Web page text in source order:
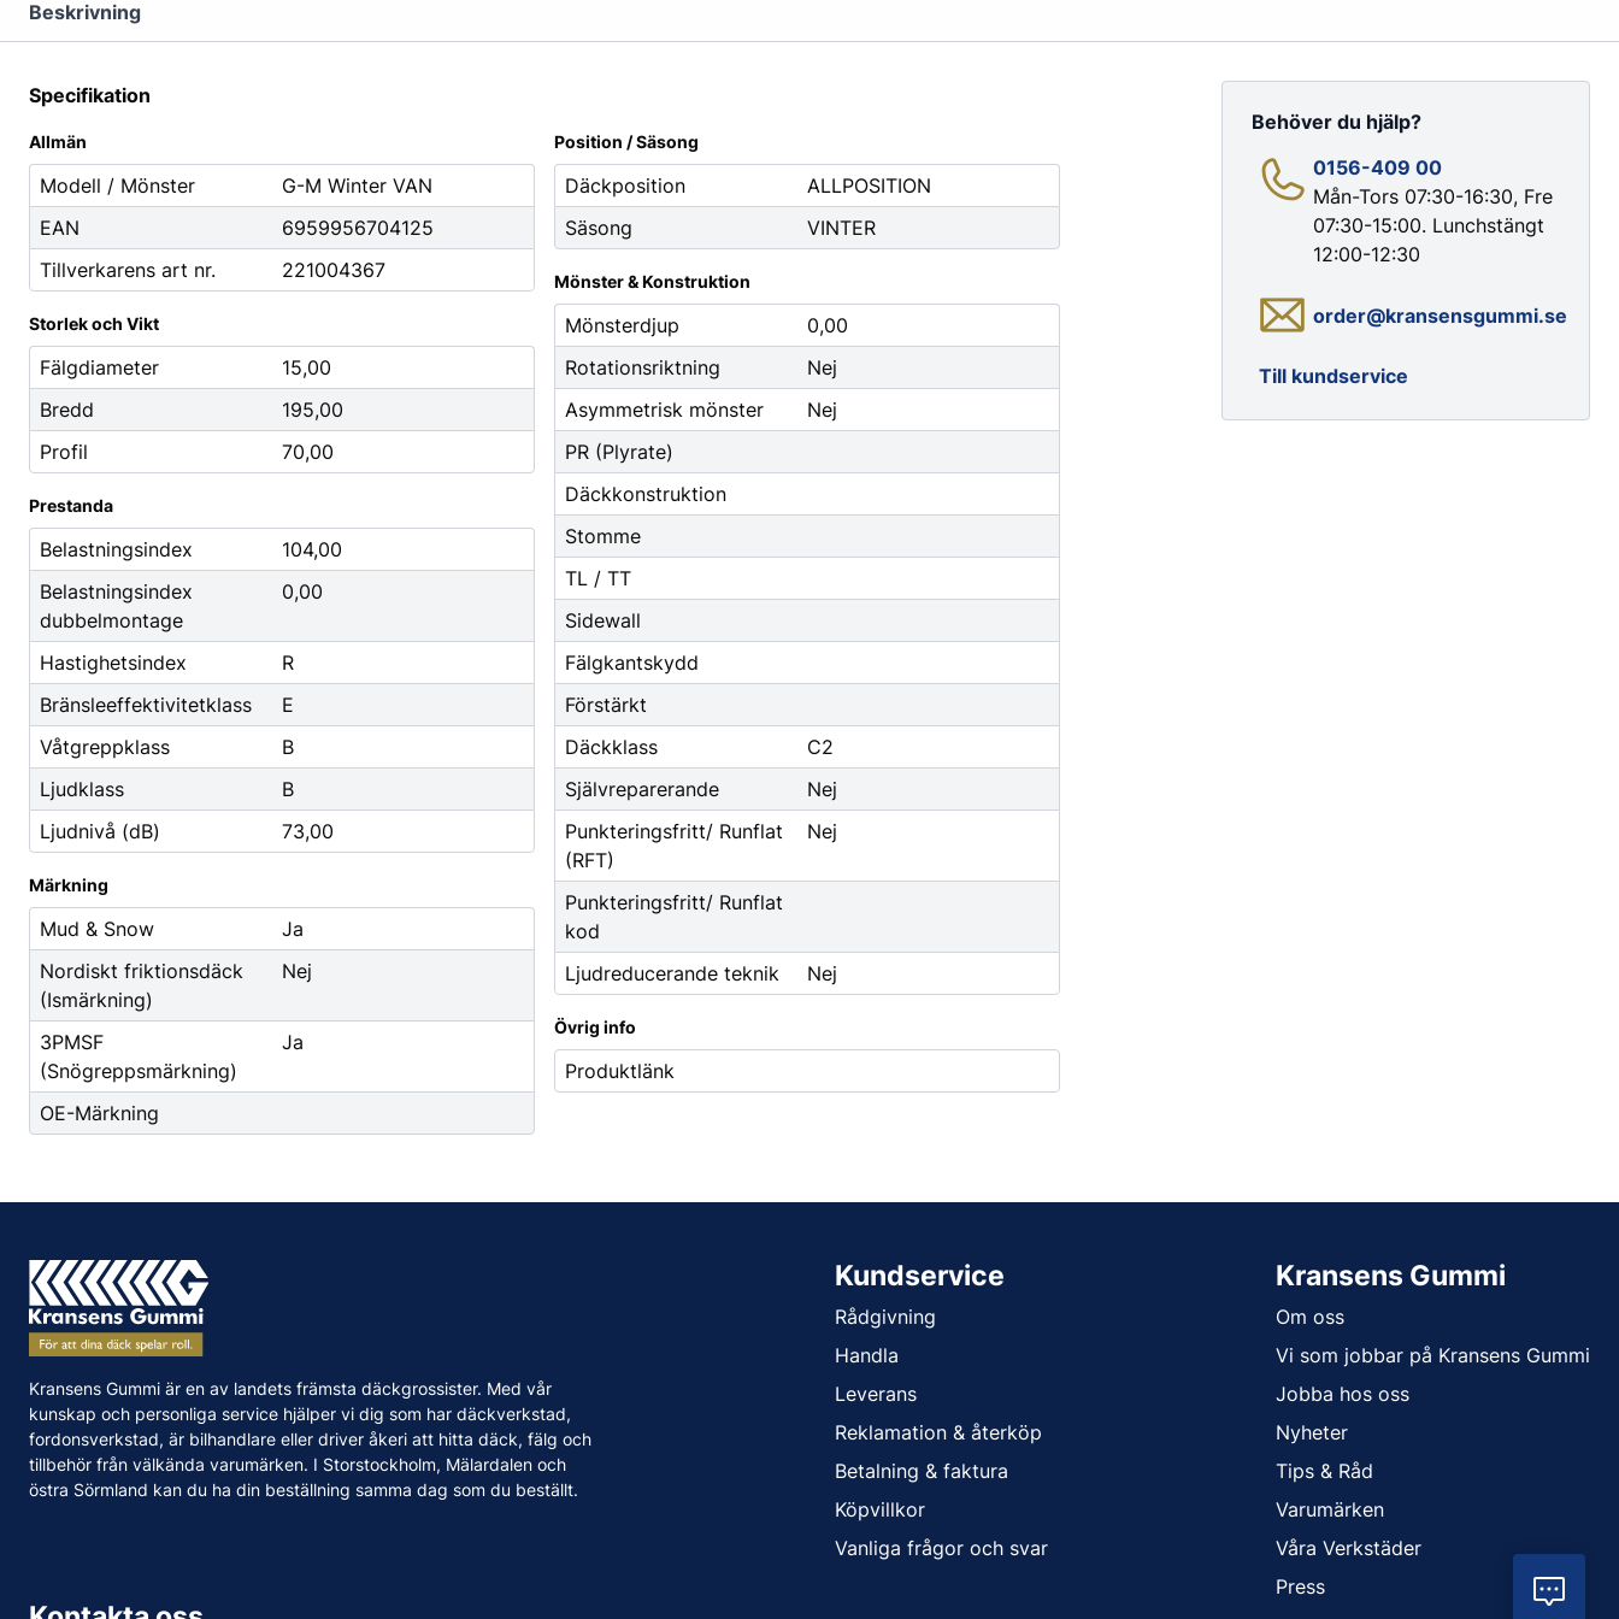
Nipplar
Stålborstar
Smörjfett
Städ, Hygien & Kontor
Avfallshantering
Papper
Pennor
Däcketiketter
Tejp
Batterier
Fordonsbatterier
Småbatterier
Startbooster
Fordonstillbehör
Vinter
Fritid
Fordonsbelysning
Torkarblad
Färg & Rostskydd
Godis & Dryck
Beskrivning
Specifikation
Allmän
Modell / Mönster
G-M Winter VAN
EAN
6959956704125
Tillverkarens art nr.
221004367
Storlek och Vikt
Fälgdiameter
15,00
Bredd
195,00
Profil
70,00
Prestanda
Belastningsindex
104,00
Belastningsindex
dubbelmontage
0,00
Hastighetsindex
R
Bränsleeffektivitetklass
E
Våtgreppklass
B
Ljudklass
B
Ljudnivå (dB)
73,00
Märkning
Mud & Snow
Ja
Nordiskt friktionsdäck
(Ismärkning)
Nej
3PMSF
(Snögreppsmärkning)
Ja
OE-Märkning
Position / Säsong
Däckposition
ALLPOSITION
Säsong
VINTER
Mönster & Konstruktion
Mönsterdjup
0,00
Rotationsriktning
Nej
Asymmetrisk mönster
Nej
PR (Plyrate)
Däckkonstruktion
Stomme
TL / TT
Sidewall
Fälgkantskydd
Förstärkt
Däckklass
C2
Självreparerande
Nej
Punkteringsfritt/ Runflat
(RFT)
Nej
Punkteringsfritt/ Runflat
kod
Ljudreducerande teknik
Nej
Övrig info
Produktlänk
Behöver du hjälp?
0156-409 00
Mån-Tors 07:30-16:30, Fre
07:30-15:00. Lunchstängt
12:00-12:30
order@kransensgummi.se
Till kundservice
Kransens Gummi är en av landets främsta däckgrossister. Med vår
kunskap och personliga service hjälper vi dig som har däckverkstad,
fordonsverkstad, är bilhandlare eller driver åkeri att hitta däck, fälg och
tillbehör från välkända varumärken. I Storstockholm, Mälardalen och
östra Sörmland kan du ha din beställning samma dag som du beställt.
Kundservice
Rådgivning
Handla
Leverans
Reklamation & återköp
Betalning & faktura
Köpvillkor
Vanliga frågor och svar
Kransens Gummi
Om oss
Vi som jobbar på Kransens Gummi
Jobba hos oss
Nyheter
Tips & Råd
Varumärken
Våra Verkstäder
Press